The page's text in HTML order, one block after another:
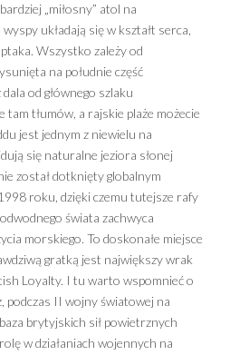
„miłosny” atol na
układają się w kształt serca,
Wszystko zależy od
na południe część
od głównego szlaku
tłumów, a rajskie plaże możecie
jest jednym z niewielu na
się naturalne jeziora słonej
został dotknięty globalnym
roku, dzięki czemu tutejsze rafy
świata zachwyca
morskiego. To doskonałe miejsce
gratką jest największy wrak
Loyalty. I tu warto wspomnieć o
podczas II wojny światowej na
brytyjskich sił powietrznych
w działaniach wojennych na